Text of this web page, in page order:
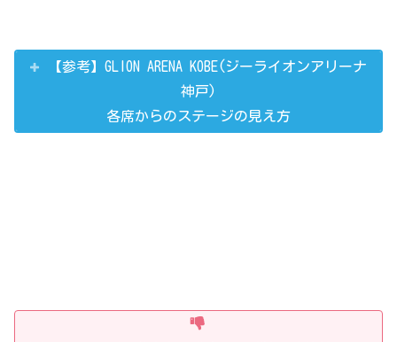
【参考】GLION ARENA KOBE(ジーライオンアリーナ
神戸)
各席からのステージの見え方